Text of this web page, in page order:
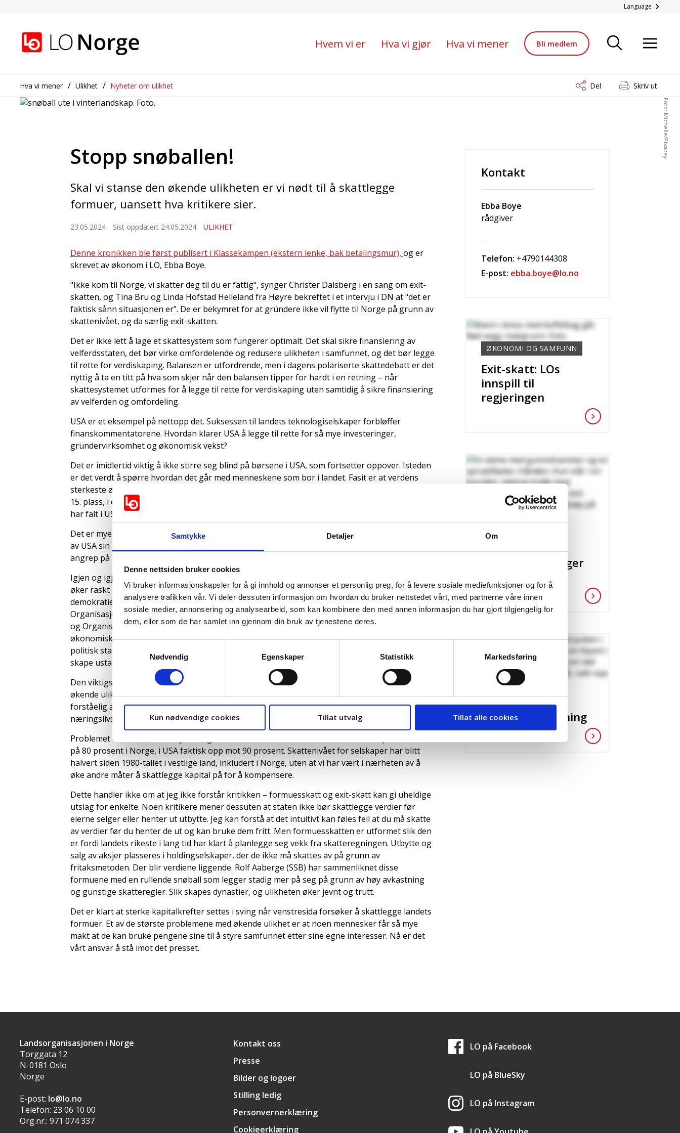
Samtykke Detaljer Om
Denne nettsiden bruker cookies
Vi bruker informasjonskapsler for å gi innhold og annonser et personlig preg, for å levere sosiale mediefunksjoner og for å
analysere trafikken vår. Vi deler dessuten informasjon om hvordan du bruker nettstedet vårt, med partnerne våre innen
sosiale medier, annonsering og analysearbeid, som kan kombinere den med annen informasjon du har gjort tilgjengelig for
dem, eller som de har samlet inn gjennom din bruk av tjenestene deres.
Nødvendig
Egenskaper Statistikk Markedsføring
Kun nødvendige cookies Tillat utvalg Tillat alle cookies
Language
Hvem vi er Hva vi gjør Hva vi mener Bli medlem
Hva vi mener Ulikhet Nyheter om ulikhet Del Skriv ut
Foto: Michelle/Pixabay
Stopp snøballen!
Skal vi stanse den økende ulikheten er vi nødt til å skattlegge
formuer, uansett hva kritikere sier.
23.05.2024 Sist oppdatert 24.05.2024 ULIKHET
Denne kronikken ble først publisert i Klassekampen (ekstern lenke, bak betalingsmur), og er
skrevet av økonom i LO, Ebba Boye.
"Ikke kom til Norge, vi skatter deg til du er fattig", synger Christer Dalsberg i en sang om exit-
skatten, og Tina Bru og Linda Hofstad Helleland fra Høyre bekreftet i et intervju i DN at "det er
faktisk sånn situasjonen er". De er bekymret for at gründere ikke vil flytte til Norge på grunn av
skattenivået, og da særlig exit-skatten.
Det er ikke lett å lage et skattesystem som fungerer optimalt. Det skal sikre finansiering av
velferdsstaten, det bør virke omfordelende og redusere ulikheten i samfunnet, og det bør legge
til rette for verdiskaping. Balansen er utfordrende, men i dagens polariserte skattedebatt er det
nyttig å ta en titt på hva som skjer når den balansen tipper for hardt i en retning – når
skattesystemet utformes for å legge til rette for verdiskaping uten samtidig å sikre finansiering
av velferden og omfordeling.
USA er et eksempel på nettopp det. Suksessen til landets teknologiselskaper forbløffer
finanskommentatorene. Hvordan klarer USA å legge til rette for så mye investeringer,
gründervirksomhet og økonomisk vekst?
Det er imidlertid viktig å ikke stirre seg blind på børsene i USA, som fortsetter oppover. Isteden
er det verdt å spørre hvordan det går med menneskene som bor i landet. Fasit er at verdens
sterkeste økonomi havner på 23. plass når man måler hvor bra folk har det. Og de har falt fra
15. plass, i en tid da veksten i BNP har vært sterk. Levealderen for folk uten høyere utdannelse
har falt i USA siden 2010 – det er rett og slett sjokkerende.
Det er mye Norge kan gjøre for å legge til rette for næringslivet, men vi bør definitivt ikke lære
av USA sin skattepolitikk. Og vi må ikke lytte til næringslivselitens og høyresidas massive
angrep på den norske formuesskatten. "Vi bør definitivt ikke lære av USA sin skattepolitikk".
Igjen og igjen må vi minne om at økende ulikhet er en av vår tids største utfordringer. Ulikheten
øker raskt i Norge og det er en del av en global trend. Det reduserer tilliten i samfunnet, truer
demokratiet, reduserer livskvalitet og framtidsutsikter. Det er dårlig både for folk og næringsliv.
Organisasjoner som Det internasjonale pengefondet (IMF), Verdens økonomiske forum (WEF)
og Organisasjonen for økonomisk samarbeid (OECD) har de siste årene advart sterkt mot den
økonomiske ulikheten, og uttrykt bekymring for dens påvirkning på økonomisk vekst og
politisk stabilitet. Når gapet mellom fattig og rik øker, vil det føre til misnøye. Slik misnøye kan
skape ustabilitet.
Den viktigste årsaken til at ulikhetene øker er at de rikeste blir rikere. Skal vi gjøre noe med den
økende ulikheten er vi nødt til å skattlegge formuer. Sånn er det bare, og selv om det er
forståelig at de som betaler den klager høylytt, så er det enormt viktig at vi ikke lar
næringslivselitene diktere skattepolitikken.
Problemet er at vi har blitt mye dårligere til å omfordele. På 1980-tallet hadde vi kapitalskatter
på 80 prosent i Norge, i USA faktisk opp mot 90 prosent. Skattenivået for selskaper har blitt
halvert siden 1980-tallet i vestlige land, inkludert i Norge, uten at vi har vært i nærheten av å
øke andre måter å skattlegge kapital på for å kompensere.
Dette handler ikke om at jeg ikke forstår kritikken – formuesskatt og exit-skatt kan gi uheldige
utslag for enkelte. Noen kritikere mener dessuten at staten ikke bør skattlegge verdier før
eierne selger eller henter ut utbytte. Jeg kan forstå at det intuitivt kan føles feil at du må skatte
av verdier før du henter de ut og kan bruke dem fritt. Men formuesskatten er utformet slik den
er fordi landets rikeste i lang tid har klart å planlegge seg vekk fra skatteregningen. Utbytte og
salg av aksjer plasseres i holdingselskaper, der de ikke må skattes av på grunn av
fritaksmetoden. Der blir verdiene liggende. Rolf Aaberge (SSB) har sammenliknet disse
formuene med en rullende snøball som legger stadig mer på seg på grunn av høy avkastning
og gunstige skatteregler. Slik skapes dynastier, og ulikheten øker jevnt og trutt.
Det er klart at sterke kapitalkrefter settes i sving når venstresida forsøker å skattlegge landets
formuer. Et av de største problemene med økende ulikhet er at noen mennesker får så mye
makt at de kan bruke pengene sine til å styre samfunnet etter sine egne interesser. Nå er det
vårt ansvar å stå imot det presset.
Kontakt
Ebba Boye
rådgiver
Telefon: +4790144308
E-post: ebba.boye@lo.no
Exit-skatt: LOs
innspill til
regjeringen
ØKONOMI OG SAMFUNN
De laveste
lønningene henger
Ulikhet i utdanning
ULIKHET
Landsorganisasjonen i Norge
Torggata 12
N-0181 Oslo
Norge
E-post: lo@lo.no
Telefon: 23 06 10 00
Org.nr.: 971 074 337
Snarveier
Kontakt oss
Presse
Bilder og logoer
Stilling ledig
Personvernerklæring
Cookieerklæring
LO i sosiale medier
LO på Facebook
LO på BlueSky
LO på Instagram